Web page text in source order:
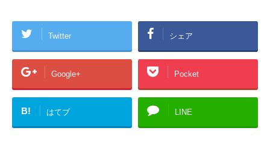
Twitter シェア
Google+ Pocket
B! はてブ LINE